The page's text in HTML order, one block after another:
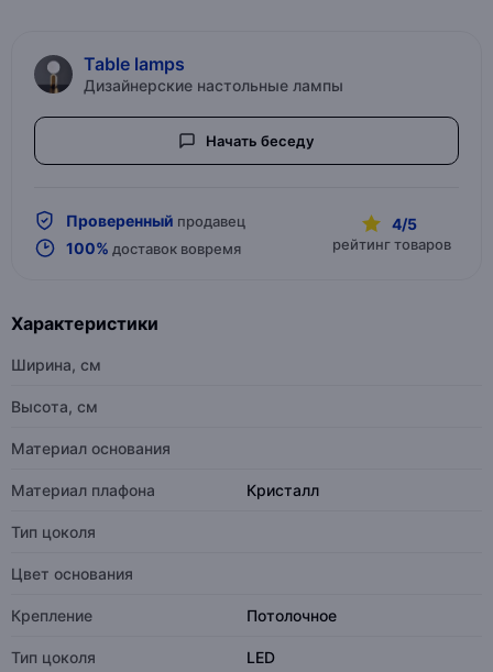
Table lamps
Дизайнерские настольные лампы
Начать беседу
Проверенный продавец
100% доставок вовремя
4/5
рейтинг товаров
Характеристики
Ширина, см
Высота, см
Материал основания
Материал плафона Кристалл
Тип цоколя
Цвет основания
Крепление Потолочное
Тип цоколя LED